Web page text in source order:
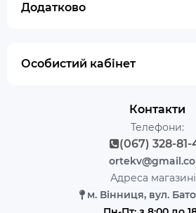
Додатково
Особистий кабінет
Контакти
Телефони:
(067) 328-81-
Адреса
м. Вінниця, вул.